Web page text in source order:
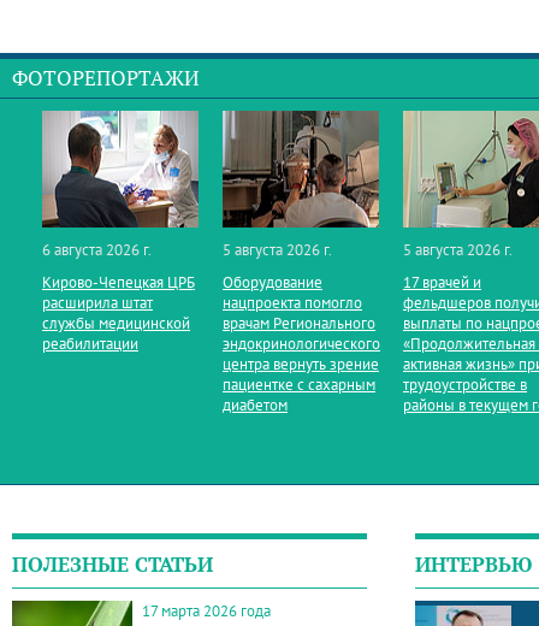
ФОТОРЕПОРТАЖИ
6 августа 2026 г.
Кирово‑Чепецкая ЦРБ
расширила штат
службы медицинской
реабилитации
5 августа 2026 г.
Оборудование
нацпроекта помогло
врачам Регионального
эндокринологического
центра вернуть зрение
пациентке с сахарным
диабетом
5 августа 2026 г.
17 врачей и
фельдшеров
выплаты по
«Продолжительная
активная жизнь»
трудоустройстве в
районы в текущем
ПОЛЕЗНЫЕ СТАТЬИ
17 марта 2026 года
ИНТЕРВЬЮ